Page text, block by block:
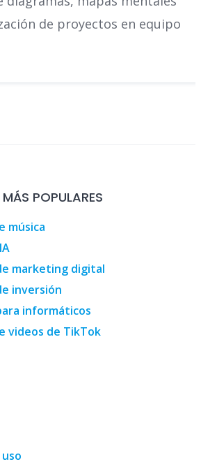
de proyectos en equipo
POPULARES
música
marketing digital
inversión
informáticos
videos de TikTok